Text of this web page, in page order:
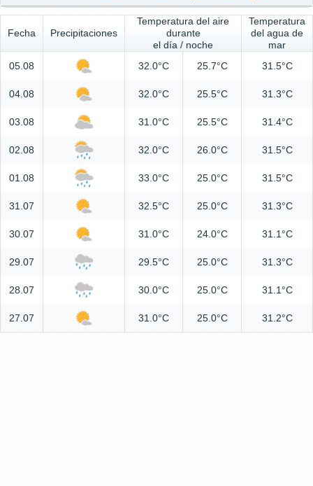
Fecha Precipitaciones
Temperatura del aire
durante
el día / noche
Temperatura
del agua de
mar
05.08
32.0°C 25.7°C 31.5°C
04.08 32.0°C 25.5°C 31.3°C
03.08 31.0°C 25.5°C 31.4°C
02.08 32.0°C 26.0°C 31.5°C
01.08 33.0°C 25.0°C 31.5°C
31.07 32.5°C 25.0°C 31.3°C
30.07 31.0°C 24.0°C 31.1°C
29.07 29.5°C 25.0°C 31.3°C
28.07 30.0°C 25.0°C 31.1°C
27.07 31.0°C 25.0°C 31.2°C